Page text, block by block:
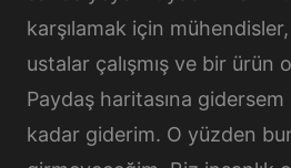
karşılamak için mühendisler,
ustalar çalışmış ve bir ürün
Paydaş haritasına
kadar giderim. O yüzden